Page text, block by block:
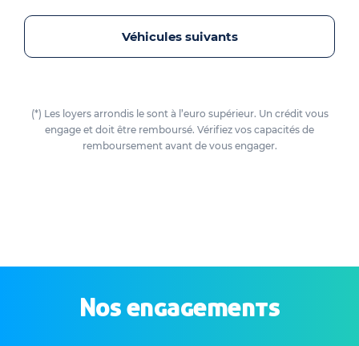
Véhicules suivants
(*) Les loyers arrondis le sont à l’euro supérieur. Un crédit vous
engage et doit être remboursé. Vérifiez vos capacités de
remboursement avant de vous engager.
Nos engagements